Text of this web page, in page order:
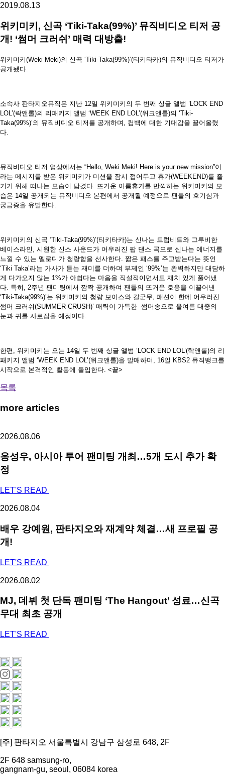
2019.08.13
위키미키, 신곡 ‘Tiki-Taka(99%)’ 뮤직비디오 티저 공
개! ‘썸머 크러쉬’ 매력 대방출!
위키미키(Weki Meki)의 신곡 ‘Tiki-Taka(99%)’(티키타카)의 뮤직비디오 티저가
공개됐다.
소속사 판타지오뮤직은 지난 12일 위키미키의 두 번째 싱글 앨범 ’LOCK END
LOL’(락앤롤)의 리패키지 앨범 ‘WEEK END LOL’(위크앤롤)의 ‘Tiki-
Taka(99%)’의 뮤직비디오 티저를 공개하며, 컴백에 대한 기대감을 끌어올렸
다.
뮤직비디오 티저 영상에서는 “Hello, Weki Meki! Here is your new mission”이
라는 메시지를 받은 위키미키가 미션을 잠시 접어두고 휴가(WEEKEND)를 즐
기기 위해 떠나는 모습이 담겼다. 뜨거운 여름휴가를 만끽하는 위키미키의 모
습은 14일 공개되는 뮤직비디오 본편에서 공개될 예정으로 팬들의 호기심과
궁금증을 유발한다.
위키미키의 신곡 ‘Tiki-Taka(99%)’(티키타카)는 신나는 드럼비트와 그루비한
베이스라인, 시원한 신스 사운드가 어우러진 팝 댄스 곡으로 신나는 에너지를
느낄 수 있는 멜로디가 청량함을 선사한다. 짧은 패스를 주고받는다는 뜻인
‘Tiki Taka’라는 가사가 듣는 재미를 더하며 부제인 ‘99%’는 완벽하지만 대담하
게 다가오지 않는 1%가 아쉽다는 마음을 직설적이면서도 재치 있게 풀어냈
다. 특히, 2주년 팬미팅에서 깜짝 공개하여 팬들의 뜨거운 호응을 이끌어낸
‘Tiki-Taka(99%)’는 위키미키의 청량 보이스와 칼군무, 패션이 한데 어우러진
썸머 크러쉬(SUMMER CRUSH)’ 매력이 가득한 썸머송으로 올여름 대중의
눈과 귀를 사로잡을 예정이다.
한편, 위키미키는 오는 14일 두 번째 싱글 앨범 ‘LOCK END LOL’(락앤롤)의 리
패키지 앨범 ‘WEEK END LOL’(위크앤롤)을 발매하며, 16일 KBS2 뮤직뱅크를
시작으로 본격적인 활동에 돌입한다. <끝>
목록
more articles
2026.08.06
옹성우, 아시아 투어 팬미팅 개최…5개 도시 추가 확
정
LET'S READ
2026.08.04
배우 강예원, 판타지오와 재계약 체결…새 프로필 공
개!
LET'S READ
2026.08.02
MJ, 데뷔 첫 단독 팬미팅 ‘The Hangout’ 성료…신곡
무대 최초 공개
LET'S READ
[주] 판타지오 서울특별시 강남구 삼성로 648, 2F
2F 648 samsung-ro,
gangnam-gu, seoul, 06084 korea